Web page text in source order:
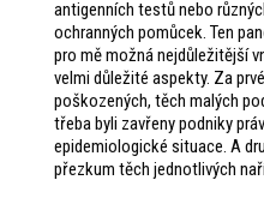
antigenních testů nebo
ochranných pomůcek. Ten
pro mě možná nejdůležitější
velmi důležité aspekty. Za
poškozených, těch malých
třeba byli zavřeny podniky
epidemiologické situace. A
přezkum těch jednotlivých